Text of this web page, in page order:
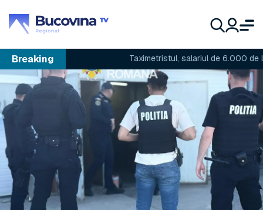
Breaking Taximetristul, salariul de 6.000 de lei și